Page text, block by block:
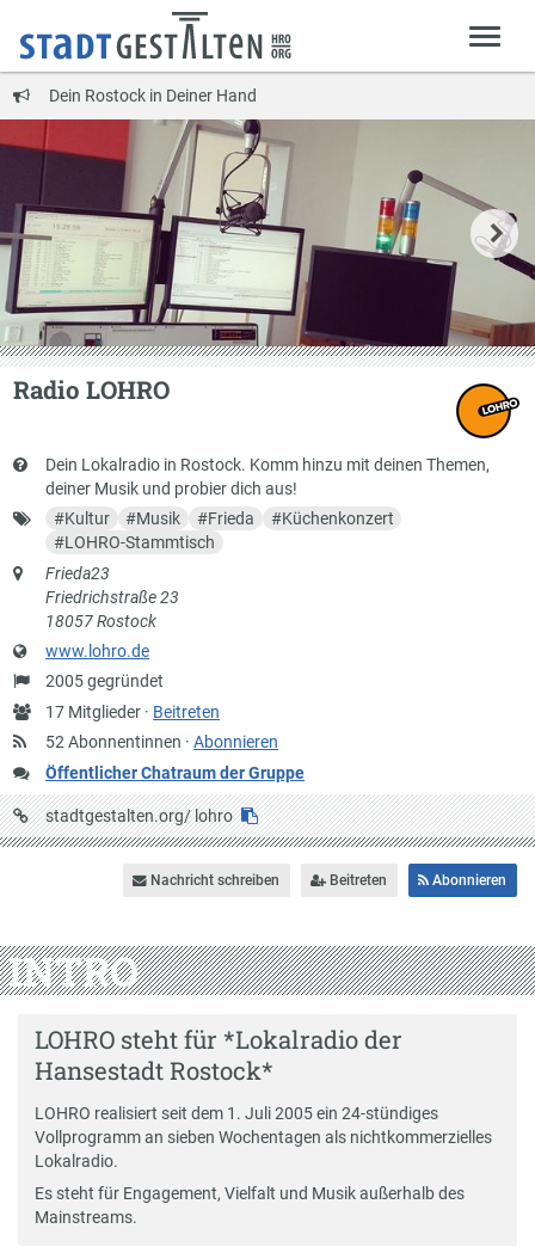
Dein Rostock in Deiner Hand
Radio LOHRO
Kurzbeschreibung
Dein Lokalradio in Rostock. Komm hinzu mit deinen Themen,
deiner Musik und probier dich aus!
Schlagworte
#Kultur #Musik #Frieda #Küchenkonzert
#LOHRO-Stammtisch
Anschrift
Frieda23
Friedrichstraße 23
18057 Rostock
Website
www.lohro.de
Gründung
2005 gegründet
Anzahl
Mitglieder
17 Mitglieder · Beitreten
52 Abonnentinnen ·Abonnieren
Öffentlicher Chatraum der Gruppe
URL
auf
stadtgestalten.org/ lohro
Nachricht schreiben Beitreten Abonnieren
INTRO
LOHRO steht für *Lokalradio der
Hansestadt Rostock*
LOHRO realisiert seit dem 1. Juli 2005 ein 24-stündiges
Vollprogramm an sieben Wochentagen als nichtkommerzielles
Lokalradio.
Es steht für Engagement, Vielfalt und Musik außerhalb des
Mainstreams.